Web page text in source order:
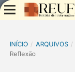
INÍCIO / ARQUIVOS /
Reflexão